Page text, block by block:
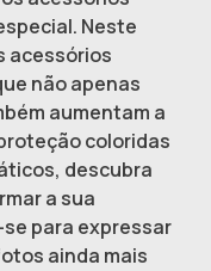
Neste
acessórios
não apenas
aumentam a
coloridas
descubra
a sua
para expressar
ainda mais